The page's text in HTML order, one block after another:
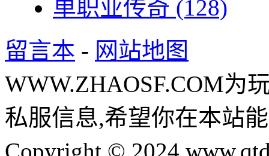
单职业传奇 (128)
留言本 - 网站地图
WWW.ZHAOSF.COM为
私服信息,希望你在本站